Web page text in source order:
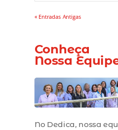
« Entradas Antigas
Conheça
Nossa
No Dedica, nossa